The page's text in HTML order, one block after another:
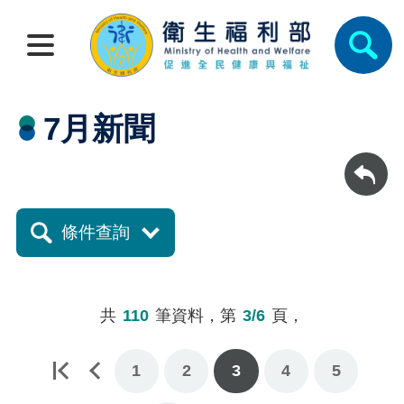
7月新聞
回上一頁
條件查詢
共 110 筆資料，第 3/6 頁，
1 2 3 4 5